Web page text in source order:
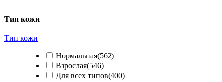
Тип кожи
Тип кожи
Нормальная(562)
Взрослая(546)
Для всех типов(400)